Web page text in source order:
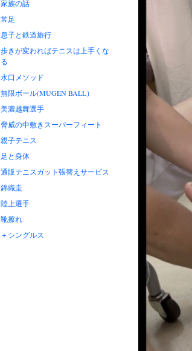
家族の話
常足
息子と鉄道旅行
歩きが変わればテニスは上手くな
る
水口メソッド
無限ボール(MUGEN BALL）
美濃越舞選手
脅威の中敷きスーパーフィート
親子テニス
足と身体
通販テニスガット張替えサービス
錦織圭
陸上選手
靴擦れ
＋シングルス